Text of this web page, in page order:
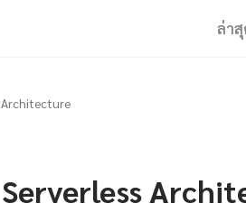
ล่าสุ
Architecture